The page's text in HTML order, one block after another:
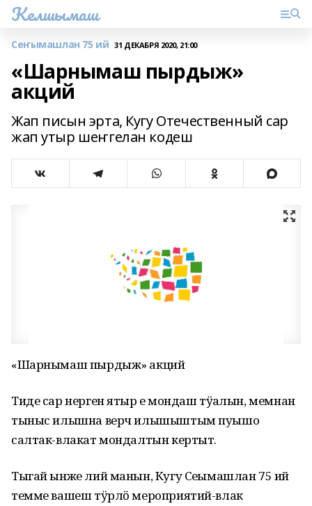
Келшымаш
Сеҥымашлан 75 ий 31 ДЕКАБРЯ 2020, 21:00
«Шарнымаш пырдыж»
акций
Жап писын эрта, Кугу Отечественный сар
жап утыр шеҥгелан кодеш
«Шарнымаш пырдыж» акций
Тиде сар нерген ятыр еҥ мондаш тӱҥалын, мемнан
тыныс илышна верч илышыштым пуышо
салтак-влакат мондалтын кертыт.
Тыгай ынже лий манын, Кугу Сеҥымашлан 75 ий
темме вашеш тӱрлӧ мероприятий-влак